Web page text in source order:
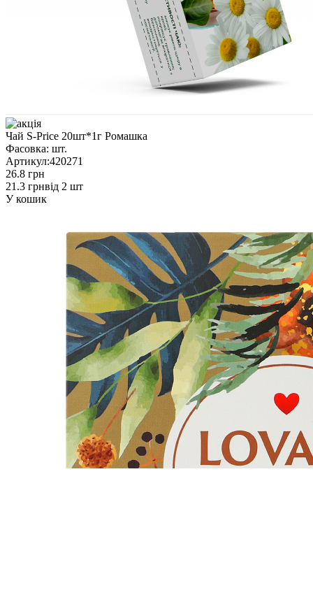
Чай S-Price 20шт*1г Ромашка
Фасовка: шт.
Артикул:420271
26.8 грн
21.3 грнвід 2 шт
У кошик